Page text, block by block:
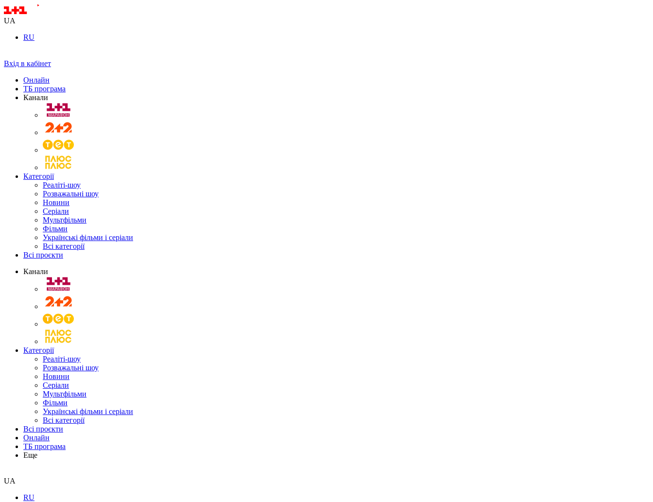
UA
RU
Вхід в кабінет
Онлайн
ТБ програма
Канали
Категорії
Реаліті-шоу
Розважальні шоу
Новини
Серіали
Мультфільми
Фільми
Українські фільми і серіали
Всі категорії
Всі проєкти
Канали
Категорії
Реаліті-шоу
Розважальні шоу
Новини
Серіали
Мультфільми
Фільми
Українські фільми і серіали
Всі категорії
Всі проєкти
Онлайн
ТБ програма
Еще
UA
RU